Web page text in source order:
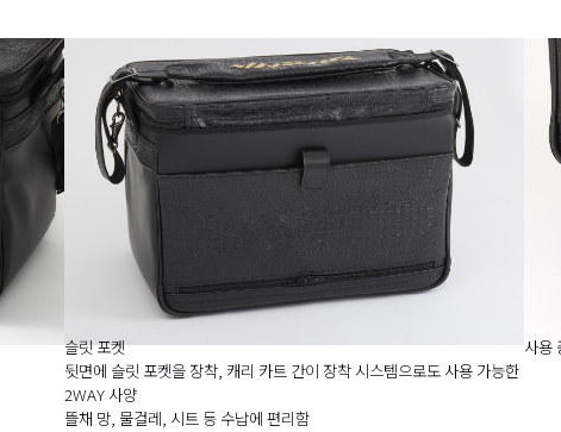
슬릿 포켓
뒷면에 슬릿 포켓을 장착, 캐리 카트 간이 장착 시스템으로도 사용 가능한
2WAY 사양
뜰채 망, 물걸레, 시트 등 수납에 편리함
사용